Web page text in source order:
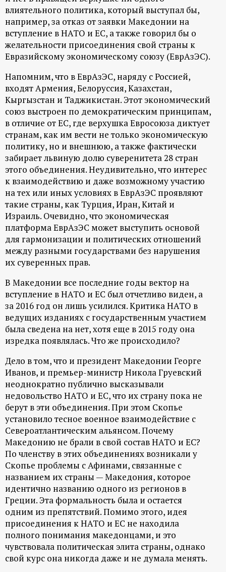
влиятельного политика, который выступал бы,
например, за отказ от заявки Македонии на
вступление в НАТО и ЕС, а также говорил бы о
желательности присоединения свой страны к
Евразийскому экономическому союзу (ЕврАзЭС).
Напомним, что в ЕврАзЭС, наряду с Россией,
входят Армения, Белоруссия, Казахстан,
Кыргызстан и Таджикистан. Этот экономический
союз выстроен по демократическим принципам,
в отличие от ЕС, где верхушка Евросоюза диктует
странам, как им вести не только экономическую
политику, но и внешнюю, а также фактически
забирает львиную долю суверенитета 28 стран
этого объединения. Неудивительно, что интерес
к взаимодействию и даже возможному участию
на тех или иных условиях в ЕврАзЭС проявляют
такие страны, как Турция, Иран, Китай и
Израиль. Очевидно, что экономическая
платформа ЕврАзЭС может выступить основой
для гармонизации и политических отношений
между разными государствами без нарушения
их суверенных прав.
В Македонии все последние годы вектор на
вступление в НАТО и ЕС был отчетливо виден, а
за 2016 год он лишь усилился. Критика НАТО в
ведущих изданиях с государственным участием
была сведена на нет, хотя еще в 2015 году она
изредка появлялась. Что же происходило?
Дело в том, что и президент Македонии Георге
Иванов, и премьер-министр Никола Груевский
неоднократно публично высказывали
недовольство НАТО и ЕС, что их страну пока не
берут в эти объединения. При этом Скопье
установило тесное военное взаимодействие с
Североатлантическим альянсом. Почему
Македонию не брали в свой состав НАТО и ЕС?
По членству в этих объединениях возникали у
Скопье проблемы с Афинами, связанные с
названием их страны — Македония, которое
идентично названию одного из регионов в
Греции. Эта формальность была и остается
одним из препятствий. Помимо этого, идея
присоединения к НАТО и ЕС не находила
полного понимания македонцами, и это
чувствовала политическая элита страны, однако
свой курс она никогда даже и не думала менять.